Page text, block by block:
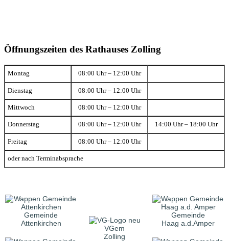
Öffnungszeiten des Rathauses Zolling
Montag 08:00 Uhr – 12:00 Uhr
Dienstag 08:00 Uhr – 12:00 Uhr
Mittwoch 08:00 Uhr – 12:00 Uhr
Donnerstag 08:00 Uhr – 12:00 Uhr 14:00 Uhr – 18:00 Uhr
Freitag 08:00 Uhr – 12:00 Uhr
oder nach Terminabsprache
Gemeinde
Attenkirchen
VGem
Zolling
Gemeinde
Haag a.d.Amper